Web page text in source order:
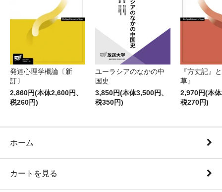
発達心理学概論〔新
訂〕
2,860円(本体2,600円、
税260円)
ユーラシアのなかの中
国史
3,850円(本体3,500円、
税350円)
『方丈記』
草』
2,970円(本
税270円)
ホーム
カートを見る